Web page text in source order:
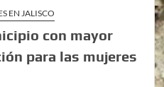
EN JALISCO
con mayor
para las mujeres